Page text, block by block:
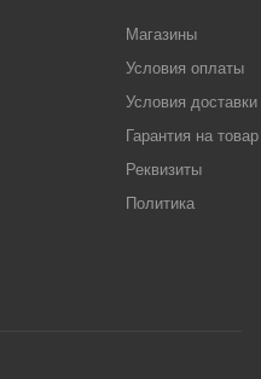
Магазины
Условия оплаты
Условия доставки
Гарантия на товар
Реквизиты
Политика